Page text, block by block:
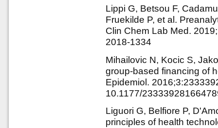
Lippi G, Betsou F,
Fruekilde P, et al.
Clin Chem Lab Med.
2018-1334
Mihailovic N, Kocic S,
group-based financing of
Epidemiol.
10.1177/
Liguori G, Belfiore P,
principles of health